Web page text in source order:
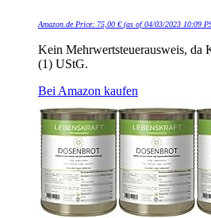
Amazon.de Price: 75,00 €(as of 04/03/2023 10:09
Kein Mehrwertsteuerausweis, da
(1) UStG.
Bei Amazon kaufen